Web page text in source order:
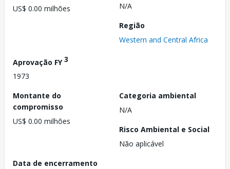
US$ 0.00 milhões
N/A
Região
Western and Central Africa
Aprovação FY3
1973
Montante do
compromisso
US$ 0.00 milhões
Categoria ambiental
N/A
Risco Ambiental e Social
Não aplicável
Data de encerramento